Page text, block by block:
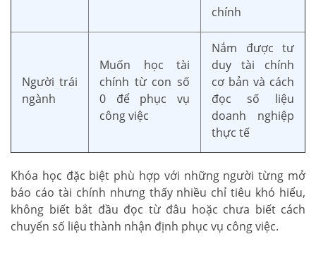
chính
Người trái
ngành
Muốn học tài
chính từ con số
0 để phục vụ
công việc
Nắm được tư
duy tài chính
cơ bản và cách
đọc số liệu
doanh nghiệp
thực tế
Khóa học đặc biệt phù hợp với những người từng mở
báo cáo tài chính nhưng thấy nhiều chỉ tiêu khó hiểu,
không biết bắt đầu đọc từ đâu hoặc chưa biết cách
chuyển số liệu thành nhận định phục vụ công việc.